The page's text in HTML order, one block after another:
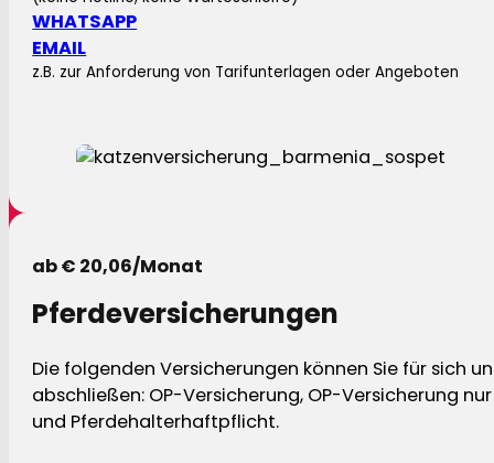
WHATSAPP
EMAIL
z.B. zur Anforderung von Tarifunterlagen oder Angeboten
ab € 20,06/Monat
Pferdeversicherungen
Die folgenden Versicherungen können Sie für sich
abschließen: OP-Versicherung, OP-Versicherung
und Pferdehalterhaftpflicht.